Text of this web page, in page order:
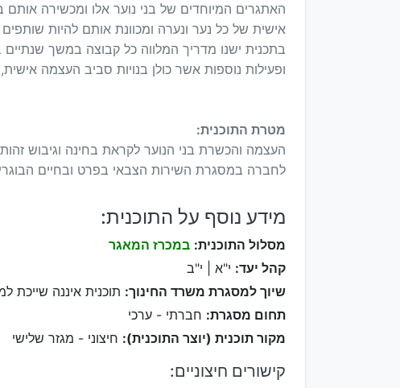
האתגרים המיוחדים של בני נוער אלו ומכשירה
אישית של כל נער ונערה ומכוונת אותם להיות
בתכנית ישנו מדריך המלווה כל קבוצה במשך
ופעילות נוספות אשר כולן בנויות סביב העצמה
מטרת התוכנית:
העצמה והכשרת בני הנוער לקראת בחינה וגיבוש
לחברה במסגרת השירות הצבאי בפרט ובחיים
מידע נוסף על התוכנית:
מסלול התוכנית: במכרז המאגר
קהל יעד: י"א | י"ב
שיוך למסגרת משרד החינוך: תוכנית איננה שייכת
תחום מסגרת: חברתי - ערכי
מקור תוכנית (יוצר התוכנית): חיצוני - מגזר שלישי
קישורים חיצוניים: